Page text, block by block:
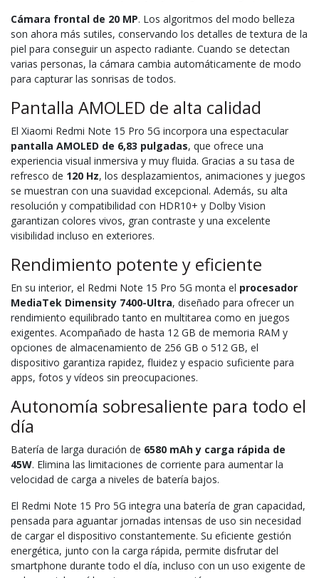
Cámara frontal de 20 MP. Los algoritmos del modo belleza
son ahora más sutiles, conservando los detalles de textura de la
piel para conseguir un aspecto radiante. Cuando se detectan
varias personas, la cámara cambia automáticamente de modo
para capturar las sonrisas de todos.
Pantalla AMOLED de alta calidad
El Xiaomi Redmi Note 15 Pro 5G incorpora una espectacular
pantalla AMOLED de 6,83 pulgadas, que ofrece una
experiencia visual inmersiva y muy fluida. Gracias a su tasa de
refresco de 120 Hz, los desplazamientos, animaciones y juegos
se muestran con una suavidad excepcional. Además, su alta
resolución y compatibilidad con HDR10+ y Dolby Vision
garantizan colores vivos, gran contraste y una excelente
visibilidad incluso en exteriores.
Rendimiento potente y eficiente
En su interior, el Redmi Note 15 Pro 5G monta el procesador
MediaTek Dimensity 7400-Ultra, diseñado para ofrecer un
rendimiento equilibrado tanto en multitarea como en juegos
exigentes. Acompañado de hasta 12 GB de memoria RAM y
opciones de almacenamiento de 256 GB o 512 GB, el
dispositivo garantiza rapidez, fluidez y espacio suficiente para
apps, fotos y vídeos sin preocupaciones.
Autonomía sobresaliente para todo el
día
Batería de larga duración de 6580 mAh y carga rápida de
45W. Elimina las limitaciones de corriente para aumentar la
velocidad de carga a niveles de batería bajos.
El Redmi Note 15 Pro 5G integra una batería de gran capacidad,
pensada para aguantar jornadas intensas de uso sin necesidad
de cargar el dispositivo constantemente. Su eficiente gestión
energética, junto con la carga rápida, permite disfrutar del
smartphone durante todo el día, incluso con un uso exigente de